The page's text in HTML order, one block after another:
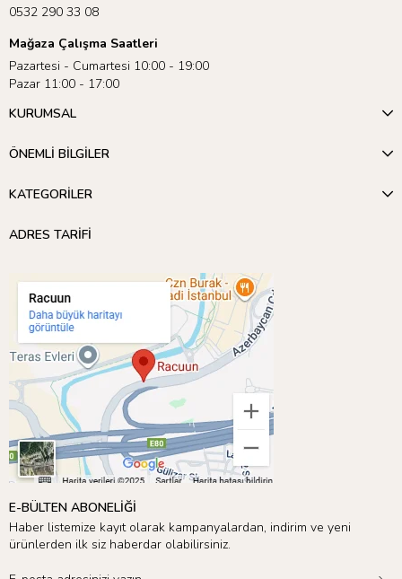
0532 290 33 08
Mağaza Çalışma Saatleri
Pazartesi - Cumartesi 10:00 - 19:00
Pazar 11:00 - 17:00
KURUMSAL
ÖNEMLİ BİLGİLER
KATEGORİLER
ADRES TARİFİ
E-BÜLTEN ABONELİĞİ
Haber listemize kayıt olarak kampanyalardan, indirim ve yeni
ürünlerden ilk siz haberdar olabilirsiniz.